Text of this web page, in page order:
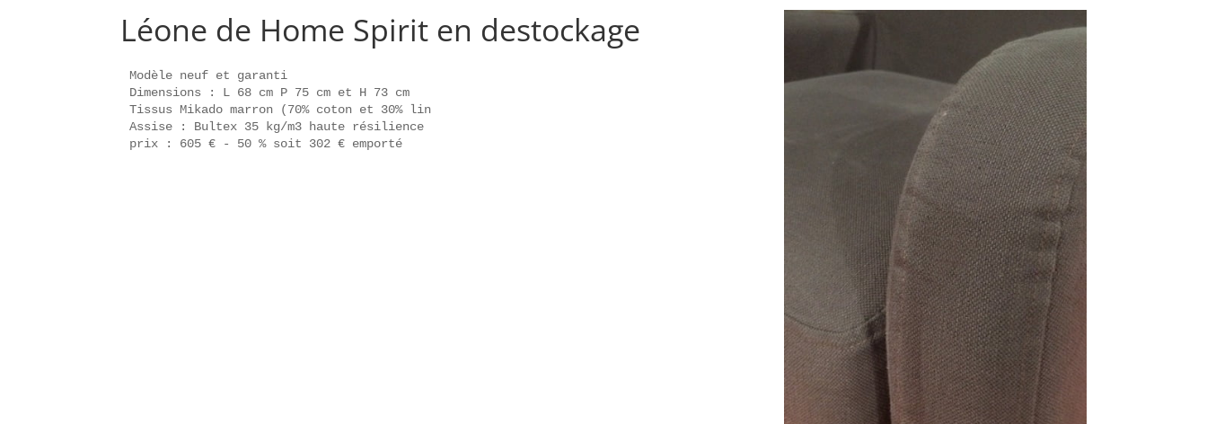
Léone de Home Spirit en destockage
Modèle neuf et garanti
Dimensions : L 68 cm P 75 cm et H 73 cm
Tissus Mikado marron (70% coton et 30% lin
Assise : Bultex 35 kg/m3 haute résilience
prix : 605 € - 50 % soit 302 € emporté